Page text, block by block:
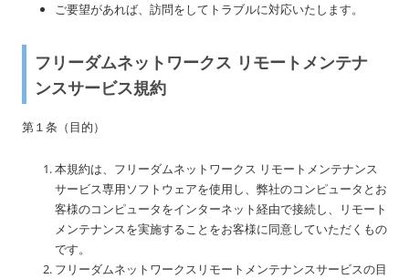
ご要望があれば、訪問をしてトラブルに対応いたします。
フリーダムネットワークス リモートメンテナ
ンスサービス規約
第１条（目的）
本規約は、フリーダムネットワークス リモートメンテナンス
サービス専用ソフトウェアを使用し、弊社のコンピュータとお
客様のコンピュータをインターネット経由で接続し、リモート
メンテナンスを実施することをお客様に同意していただくもの
です。
フリーダムネットワークスリモートメンテナンスサービスの目